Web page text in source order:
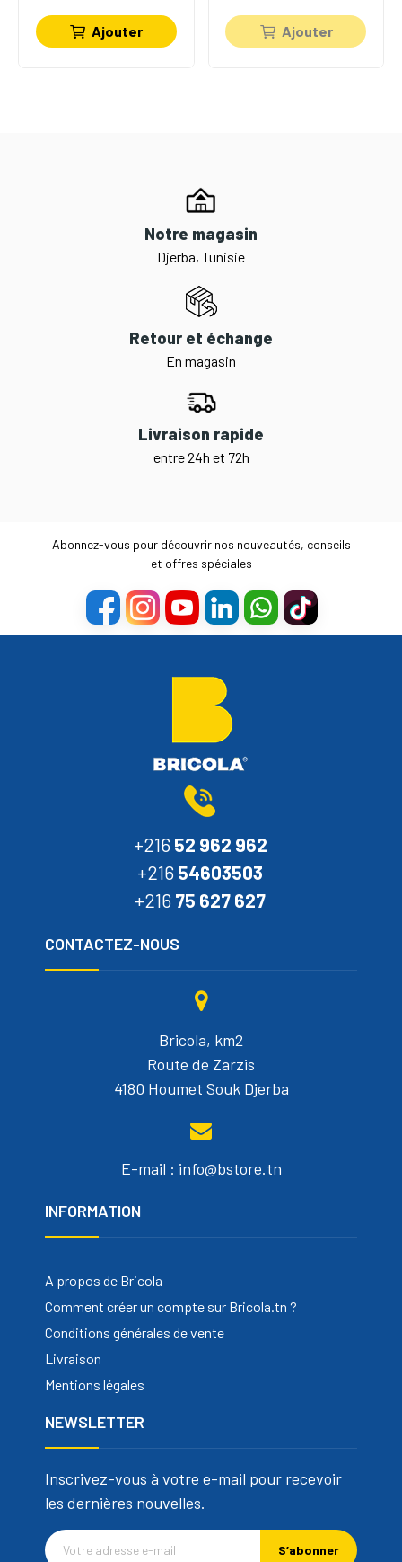
Ajouter Ajouter
Notre magasin
Djerba, Tunisie
Retour et échange
En magasin
Livraison rapide
entre 24h et 72h
Abonnez-vous pour découvrir nos nouveautés, conseils
et offres spéciales
+216 52 962 962
+216 54603503
+216 75 627 627
CONTACTEZ-NOUS
Bricola, km2
Route de Zarzis
4180 Houmet Souk Djerba
E-mail : info@bstore.tn
INFORMATION
A propos de Bricola
Comment créer un compte sur Bricola.tn ?
Conditions générales de vente
Livraison
Mentions légales
NEWSLETTER
Inscrivez-vous à votre e-mail pour recevoir
les dernières nouvelles.
S’abonner